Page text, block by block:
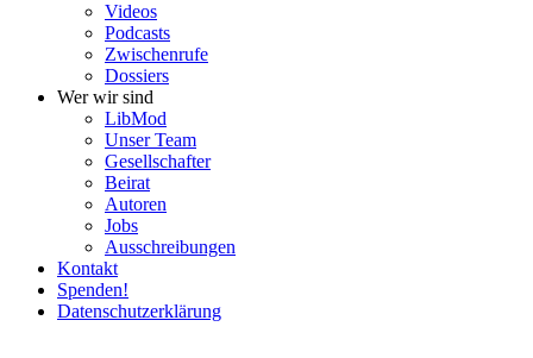
Videos
Podcasts
Zwischenrufe
Dossiers
Wer wir sind
LibMod
Unser Team
Gesell­schafter
Beirat
Autoren
Jobs
Ausschrei­bungen
Kontakt
Spenden!
Daten­schutz­er­klärung